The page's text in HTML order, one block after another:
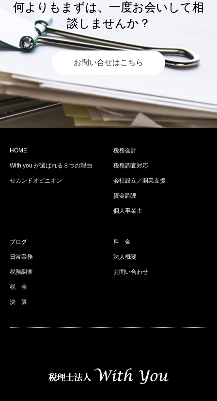
何よりもまずは、一度お会いして相
談しませんか？
お問い合せはこちら
HOME
With you が選ばれる３つの理由
セカンドオピニオン
税務会計
税務調査対応
会社設立／開業支援
資金調達
個人事業主
ブログ
日常業務
税務調査
税 金
決 算
料 金
法人概要
お問い合わせ